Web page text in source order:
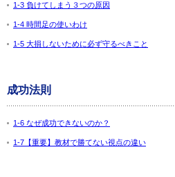
1-3 負けてしまう３つの原因
1-4 時間足の使いわけ
1-5 大損しないために必ず守るべきこと
成功法則
1-6 なぜ成功できないのか？
1-7【重要】教材で勝てない視点の違い